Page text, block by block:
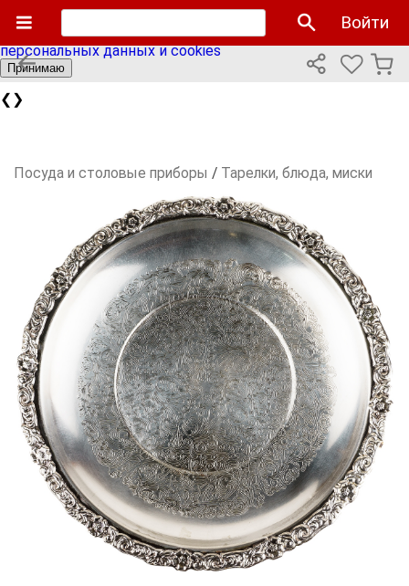
Мы используем cookies файлы для улучшения работы
сайта и персонализации. Продолжая пользоваться сайтом
вы соглашаетесь с нашейполитикой использования
персональных данных и cookies
Принимаю
❮ ❯
Войти
Посуда и столовые приборы / Тарелки, блюда, миски